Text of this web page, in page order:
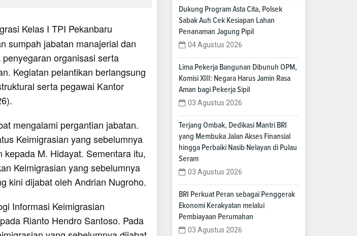
Kelas I TPI Pekanbaru
sumpah jabatan manajerial dan
organisasi serta
Kegiatan pelantikan berlangsung
serta pegawai Kantor
mengalami pergantian jabatan.
Keimigrasian yang sebelumnya
M. Hidayat. Sementara itu,
Keimigrasian yang sebelumnya
kini dijabat oleh Andrian Nugroho.
Informasi Keimigrasian
Rianto Hendro Santoso. Pada
Dukung Program Asta Cita, Polsek
Sabak Auh Cek Kesiapan Lahan
Penanaman Jagung Pipil
04 Agustus 2026
Lima Pekerja Bangunan Dibunuh OPM,
Komisi XIII: Negara Harus Jamin Rasa
Aman bagi Pekerja Sipil
03 Agustus 2026
Terjang Ombak, Dedikasi Mantri BRI
yang Membuka Jalan Akses Finansial
hingga Perbaiki Nasib Nelayan di Pulau
Seram
03 Agustus 2026
BRI Perkuat Peran sebagai Penggerak
Ekonomi Kerakyatan melalui
Pembiayaan Perumahan
03 Agustus 2026